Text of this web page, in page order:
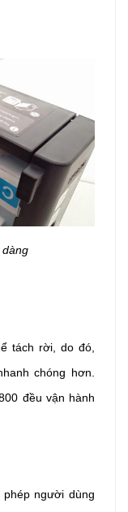
tách rời, do đó,
chóng hơn.
đều vận hành
phép người dùng